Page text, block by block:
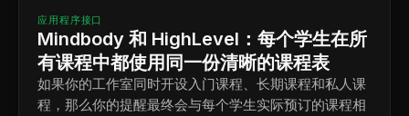
应用程序接口
Mindbody 和 HighLevel：每个学生在所
有课程中都使用同一份清晰的课程表
如果你的工作室同时开设入门课程、长期课程和私人课
程，那么你的提醒最终会与每个学生实际预订的课程相